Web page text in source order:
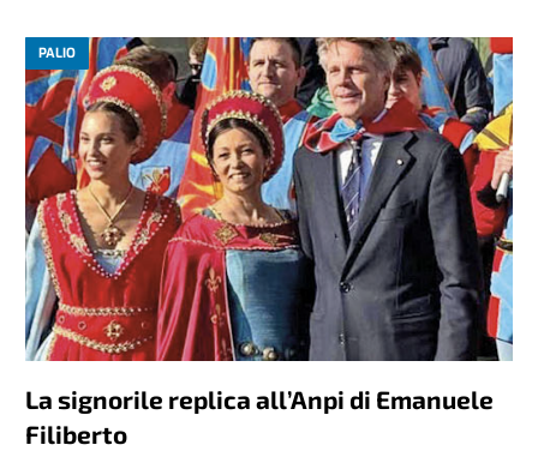
PALIO
La signorile replica all’Anpi di Emanuele
Filiberto